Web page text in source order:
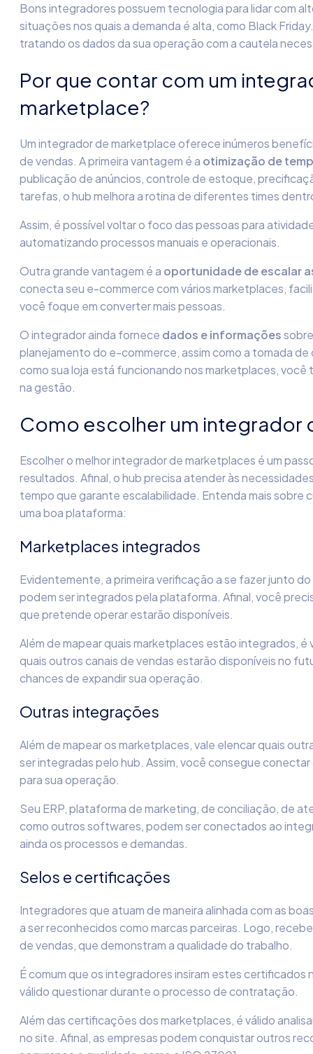
Bons integradores possuem tecnologia para lidar com
situações nos quais a demanda é alta, como Black
tratando os dados da sua operação com a cautela
Por que contar com um
marketplace?
Um integrador de marketplace oferece inúmeros
de vendas. A primeira vantagem é a otimização de
publicação de anúncios, controle de estoque,
tarefas, o hub melhora a rotina de diferentes times
Assim, é possível voltar o foco das pessoas para
automatizando processos manuais e operacionais.
Outra grande vantagem é a oportunidade de escalar
conecta seu e-commerce com vários marketplaces,
você foque em converter mais pessoas.
O integrador ainda fornece dados e informações
planejamento do e-commerce, assim como a tomada
como sua loja está funcionando nos marketplaces, você
na gestão.
Como escolher um integrador
Escolher o melhor integrador de marketplaces é um
resultados. Afinal, o hub precisa atender às
tempo que garante escalabilidade. Entenda mais sobre
uma boa plataforma:
Marketplaces integrados
Evidentemente, a primeira verificação a se fazer junto
podem ser integrados pela plataforma. Afinal, você
que pretende operar estarão disponíveis.
Além de mapear quais marketplaces estão integrados,
quais outros canais de vendas estarão disponíveis no
chances de expandir sua operação.
Outras integrações
Além de mapear os marketplaces, vale elencar quais
ser integradas pelo hub. Assim, você consegue
para sua operação.
Seu ERP, plataforma de marketing, de conciliação, de
como outros softwares, podem ser conectados ao
ainda os processos e demandas.
Selos e certificações
Integradores que atuam de maneira alinhada com as
a ser reconhecidos como marcas parceiras. Logo,
de vendas, que demonstram a qualidade do trabalho.
É comum que os integradores insiram estes certificados
válido questionar durante o processo de contratação.
Além das certificações dos marketplaces, é válido
no site. Afinal, as empresas podem conquistar outros